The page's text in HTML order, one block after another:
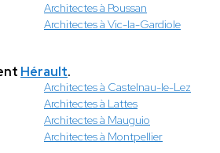
Architectes à Poussan
Architectes à Vic-la-Gardiole
Hérault.
Architectes à Castelnau-le-Lez
Architectes à Lattes
Architectes à Mauguio
Architectes à Montpellier